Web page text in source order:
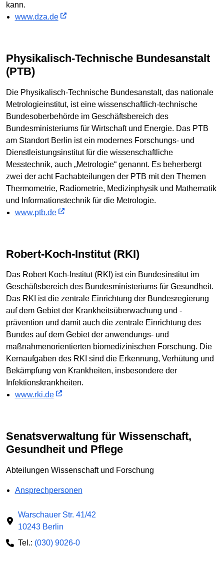
kann.
www.dza.de
Physikalisch-Technische Bundesanstalt
(PTB)
Die Physikalisch-Technische Bundesanstalt, das nationale
Metrologieinstitut, ist eine wissenschaftlich-technische
Bundesoberbehörde im Geschäftsbereich des
Bundesministeriums für Wirtschaft und Energie. Das PTB
am Standort Berlin ist ein modernes Forschungs- und
Dienstleistungsinstitut für die wissenschaftliche
Messtechnik, auch „Metrologie“ genannt. Es beherbergt
zwei der acht Fachabteilungen der PTB mit den Themen
Thermometrie, Radiometrie, Medizinphysik und Mathematik
und Informationstechnik für die Metrologie.
www.ptb.de
Robert-Koch-Institut (RKI)
Das Robert Koch-Institut (RKI) ist ein Bundesinstitut im
Geschäftsbereich des Bundesministeriums für Gesundheit.
Das RKI ist die zentrale Einrichtung der Bundesregierung
auf dem Gebiet der Krankheitsüberwachung und -
prävention und damit auch die zentrale Einrichtung des
Bundes auf dem Gebiet der anwendungs- und
maßnahmenorientierten biomedizinischen Forschung. Die
Kernaufgaben des RKI sind die Erkennung, Verhütung und
Bekämpfung von Krankheiten, insbesondere der
Infektionskrankheiten.
www.rki.de
Senatsverwaltung für Wissenschaft,
Gesundheit und Pflege
Abteilungen Wissenschaft und Forschung
Ansprechpersonen
Warschauer Str. 41/42
10243 Berlin
Tel.: (030) 9026-0